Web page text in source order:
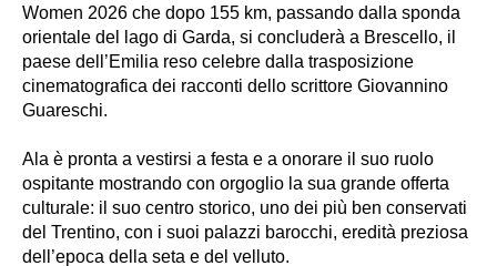
Women 2026 che dopo 155 km, passando dalla sponda
orientale del lago di Garda, si concluderà a Brescello, il
paese dell’Emilia reso celebre dalla trasposizione
cinematografica dei racconti dello scrittore Giovannino
Guareschi.
Ala è pronta a vestirsi a festa e a onorare il suo ruolo
ospitante mostrando con orgoglio la sua grande offerta
culturale: il suo centro storico, uno dei più ben conservati
del Trentino, con i suoi palazzi barocchi, eredità preziosa
dell’epoca della seta e del velluto.